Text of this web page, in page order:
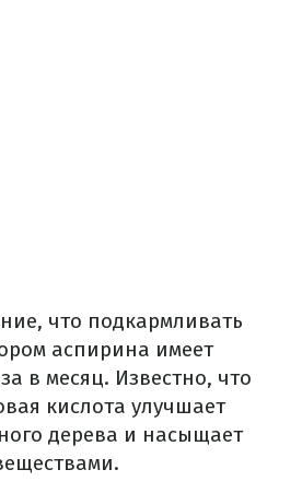
что подкармливать
аспирина имеет
в месяц. Известно, что
кислота улучшает
дерева и насыщает